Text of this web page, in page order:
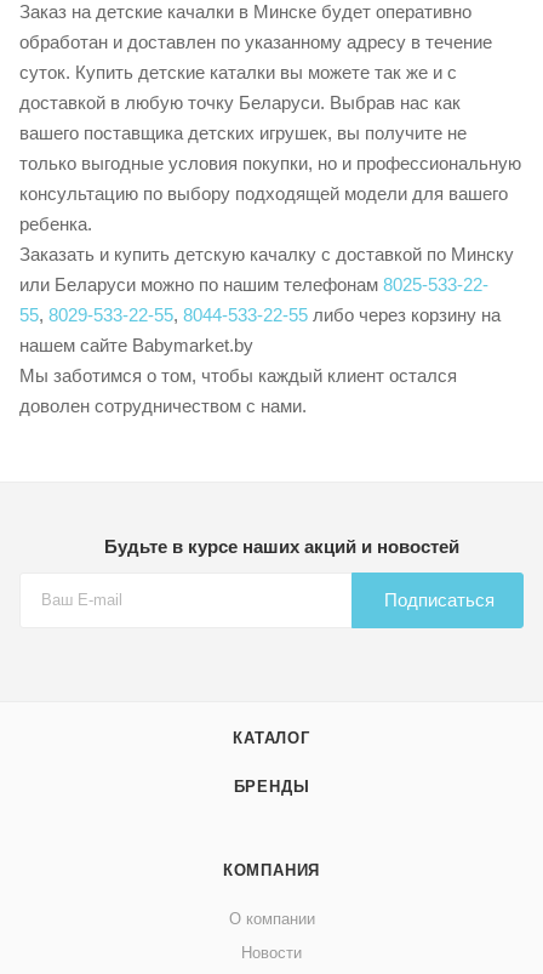
Заказ на детские качалки в Минске будет оперативно
обработан и доставлен по указанному адресу в течение
суток. Купить детские каталки вы можете так же и с
доставкой в любую точку Беларуси. Выбрав нас как
вашего поставщика детских игрушек, вы получите не
только выгодные условия покупки, но и профессиональную
консультацию по выбору подходящей модели для вашего
ребенка.
Заказать и купить детскую качалку с доставкой по Минску
или Беларуси можно по нашим телефонам 8025-533-22-
55, 8029-533-22-55, 8044-533-22-55 либо через корзину на
нашем сайте Babymarket.by
Мы заботимся о том, чтобы каждый клиент остался
доволен сотрудничеством с нами.
Будьте в курсе наших акций и новостей
Подписаться
КАТАЛОГ
БРЕНДЫ
КОМПАНИЯ
О компании
Новости